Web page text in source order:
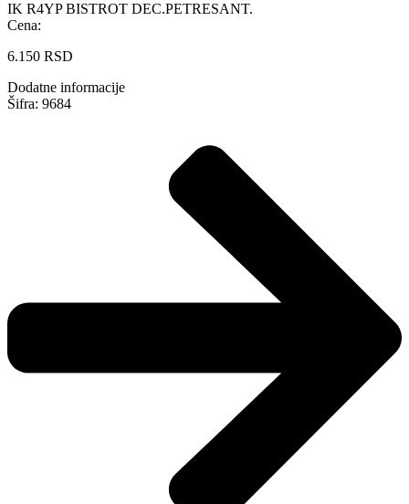
IK R4YP BISTROT DEC.PETRESANT.
Cena:
6.150 RSD
Dodatne informacije
Šifra: 9684